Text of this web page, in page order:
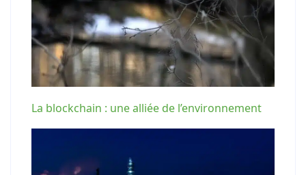
La blockchain : une alliée de l’environnement